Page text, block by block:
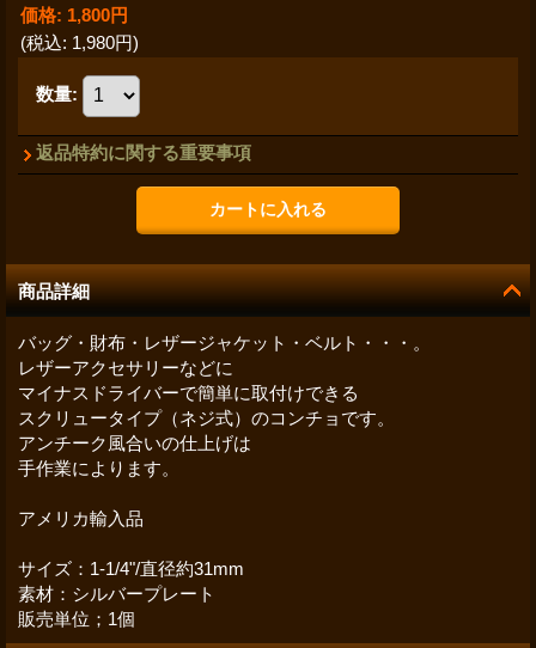
価格: 1,800円
(税込: 1,980円)
数量:
返品特約に関する重要事項
商品詳細
バッグ・財布・レザージャケット・ベルト・・・。
レザーアクセサリーなどに
マイナスドライバーで簡単に取付けできる
スクリュータイプ（ネジ式）のコンチョです。
アンチーク風合いの仕上げは
手作業によります。
アメリカ輸入品
サイズ：1-1/4"/直径約31mm
素材：シルバープレート
販売単位；1個